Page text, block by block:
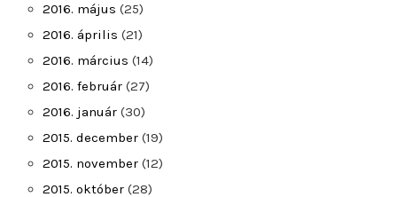
2016. május (25)
2016. április (21)
2016. március (14)
2016. február (27)
2016. január (30)
2015. december (19)
2015. november (12)
2015. október (28)